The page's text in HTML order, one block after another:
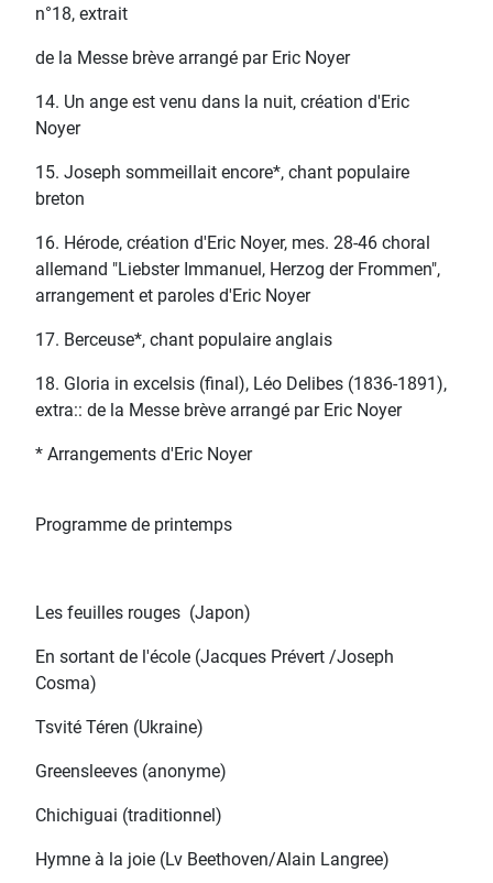
n°18, extrait
de la Messe brève arrangé par Eric Noyer
14. Un ange est venu dans la nuit, création d'Eric
Noyer
15. Joseph sommeillait encore*, chant populaire
breton
16. Hérode, création d'Eric Noyer, mes. 28-46 choral
allemand "Liebster Immanuel, Herzog der Frommen",
arrangement et paroles d'Eric Noyer
17. Berceuse*, chant populaire anglais
18. Gloria in excelsis (final), Léo Delibes (1836-1891),
extra:: de la Messe brève arrangé par Eric Noyer
* Arrangements d'Eric Noyer
Programme de printemps
Les feuilles rouges (Japon)
En sortant de l'école (Jacques Prévert /Joseph
Cosma)
Tsvité Téren (Ukraine)
Greensleeves (anonyme)
Chichiguai (traditionnel)
Hymne à la joie (Lv Beethoven/Alain Langree)